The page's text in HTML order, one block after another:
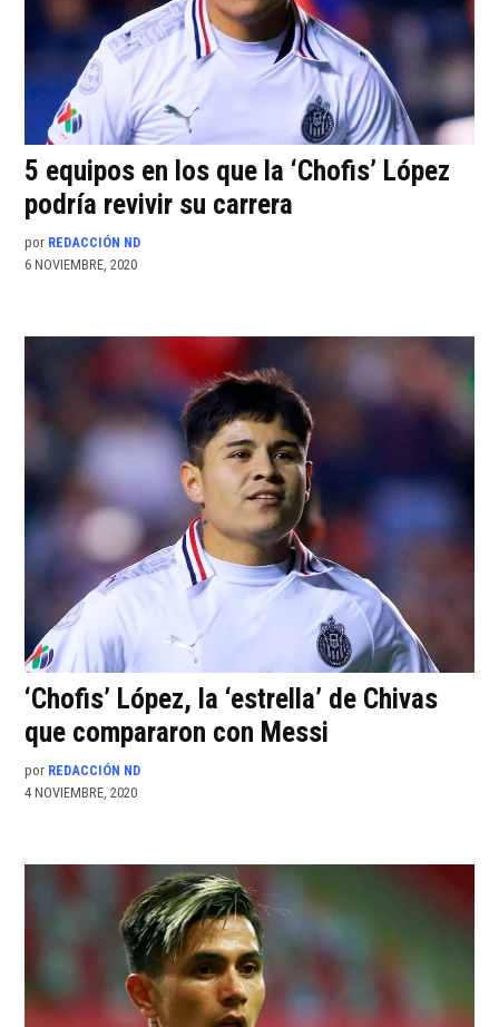
5 equipos en los que la ‘Chofis’ López
podría revivir su carrera
por REDACCIÓN ND
6 NOVIEMBRE, 2020
‘Chofis’ López, la ‘estrella’ de Chivas
que compararon con Messi
por REDACCIÓN ND
4 NOVIEMBRE, 2020